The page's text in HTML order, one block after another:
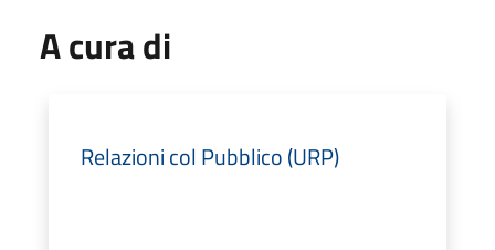
A cura di
Relazioni col Pubblico (URP)